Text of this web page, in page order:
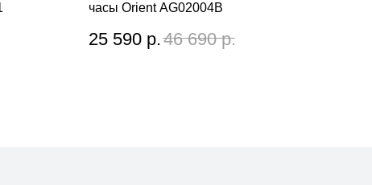
часы Orient AG02004B
25 590 р.46 690 р.